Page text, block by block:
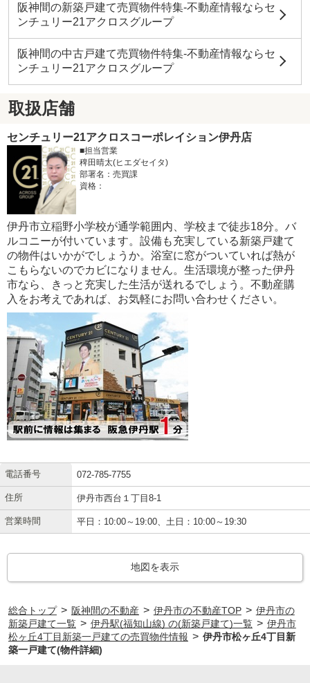
阪神間の新築戸建て売買物件特集-不動産情報ならセ
ンチュリー21アクロスグループ
阪神間の中古戸建て売買物件特集-不動産情報ならセ
ンチュリー21アクロスグループ
取扱店舗
センチュリー21アクロスコーポレイション伊丹店
■担当営業
稗田晴太(ヒエダセイタ)
部署名：売買課
資格：
伊丹市立稲野小学校が通学範囲内、学校まで徒歩18分。バ
ルコニーが付いています。設備も充実している新築戸建て
の物件はいかがでしょうか。浴室に窓がついていれば熱が
こもらないのでカビになりません。生活環境が整った伊丹
市なら、きっと充実した生活が送れるでしょう。不動産購
入をお考えであれば、お気軽にお問い合わせください。
電話番号 072-785-7755
住所 伊丹市西台１丁目8-1
営業時間 平日：10:00～19:00、土日：10:00～19:30
地図を表示
総合トップ > 阪神間の不動産 > 伊丹市の不動産TOP > 伊丹市の
新築戸建て一覧 > 伊丹駅(福知山線) の(新築戸建て)一覧 > 伊丹市
松ヶ丘4丁目新築一戸建ての売買物件情報 > 伊丹市松ヶ丘4丁目新
築一戸建て(物件詳細)